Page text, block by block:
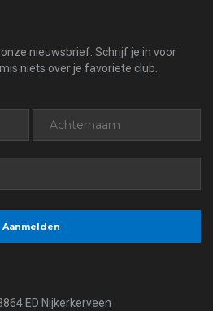
nieuwsbrief. Schrijf je in voor
niets over je favoriete club.
ED Nijkerkerveen